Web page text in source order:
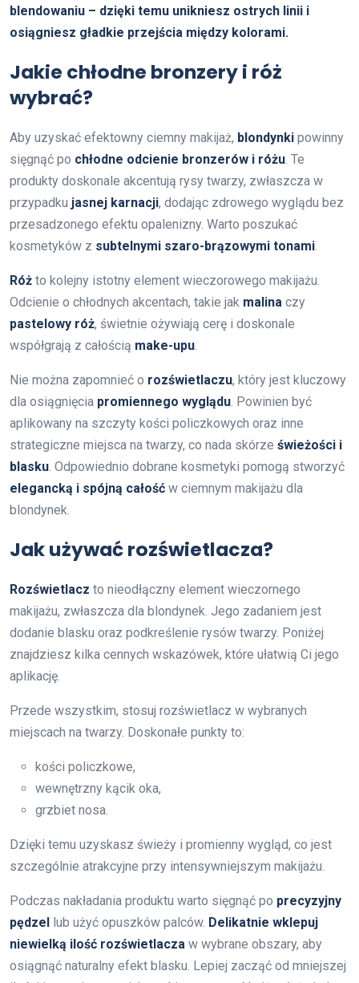
blendowaniu – dzięki temu unikniesz ostrych linii i
osiągniesz gładkie przejścia między kolorami.
Jakie chłodne bronzery i róż
wybrać?
Aby uzyskać efektowny ciemny makijaż, blondynki powinny
sięgnąć po chłodne odcienie bronzerów i różu. Te
produkty doskonale akcentują rysy twarzy, zwłaszcza w
przypadku jasnej karnacji, dodając zdrowego wyglądu bez
przesadzonego efektu opalenizny. Warto poszukać
kosmetyków z subtelnymi szaro-brązowymi tonami.
Róż to kolejny istotny element wieczorowego makijażu.
Odcienie o chłodnych akcentach, takie jak malina czy
pastelowy róż, świetnie ożywiają cerę i doskonale
współgrają z całością make-upu.
Nie można zapomnieć o rozświetlaczu, który jest kluczowy
dla osiągnięcia promiennego wyglądu. Powinien być
aplikowany na szczyty kości policzkowych oraz inne
strategiczne miejsca na twarzy, co nada skórze świeżości i
blasku. Odpowiednio dobrane kosmetyki pomogą stworzyć
elegancką i spójną całość w ciemnym makijażu dla
blondynek.
Jak używać rozświetlacza?
Rozświetlacz to nieodłączny element wieczornego
makijażu, zwłaszcza dla blondynek. Jego zadaniem jest
dodanie blasku oraz podkreślenie rysów twarzy. Poniżej
znajdziesz kilka cennych wskazówek, które ułatwią Ci jego
aplikację.
Przede wszystkim, stosuj rozświetlacz w wybranych
miejscach na twarzy. Doskonałe punkty to:
kości policzkowe,
wewnętrzny kącik oka,
grzbiet nosa.
Dzięki temu uzyskasz świeży i promienny wygląd, co jest
szczególnie atrakcyjne przy intensywniejszym makijażu.
Podczas nakładania produktu warto sięgnąć po precyzyjny
pędzel lub użyć opuszków palców. Delikatnie wklepuj
niewielką ilość rozświetlacza w wybrane obszary, aby
osiągnąć naturalny efekt blasku. Lepiej zacząć od mniejszej